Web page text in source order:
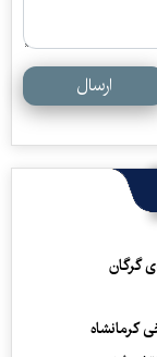
ارسال
گرگان
کرمانشاه